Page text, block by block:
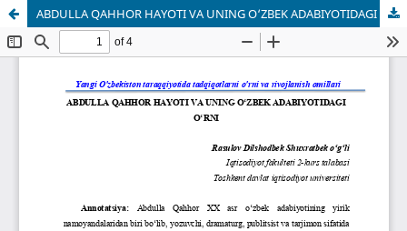
АBDULLА QАHHOR HАYOTI VА UNING O‘ZBEK АDАBIYOTIDАGI O‘RNI